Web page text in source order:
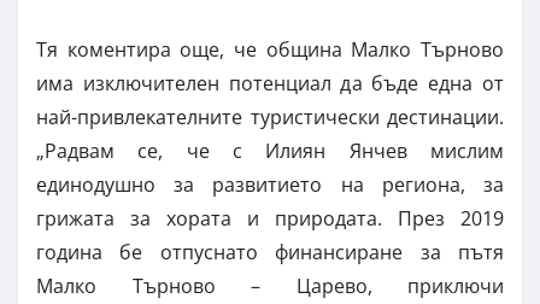
Тя коментира още, че община Малко Търново
има изключителен потенциал да бъде една от
най-привлекателните туристически дестинации.
„Радвам се, че с Илиян Янчев мислим
единодушно за развитието на региона, за
грижата за хората и природата. През 2019
година бе отпуснато финансиране за пътя
Малко Търново – Царево, приключи